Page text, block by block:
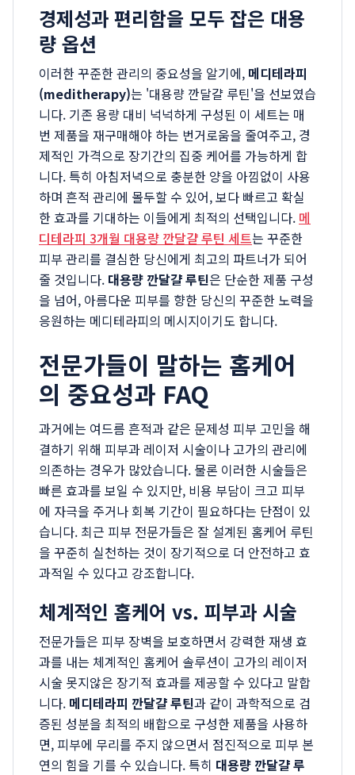
경제성과 편리함을 모두 잡은 대용
량 옵션
이러한 꾸준한 관리의 중요성을 알기에, 메디테라피
(meditherapy)는 '대용량 깐달걀 루틴'을 선보였습
니다. 기존 용량 대비 넉넉하게 구성된 이 세트는 매
번 제품을 재구매해야 하는 번거로움을 줄여주고, 경
제적인 가격으로 장기간의 집중 케어를 가능하게 합
니다. 특히 아침저녁으로 충분한 양을 아낌없이 사용
하며 흔적 관리에 몰두할 수 있어, 보다 빠르고 확실
한 효과를 기대하는 이들에게 최적의 선택입니다. 메
디테라피 3개월 대용량 깐달걀 루틴 세트는 꾸준한
피부 관리를 결심한 당신에게 최고의 파트너가 되어
줄 것입니다. 대용량 깐달걀 루틴은 단순한 제품 구성
을 넘어, 아름다운 피부를 향한 당신의 꾸준한 노력을
응원하는 메디테라피의 메시지이기도 합니다.
전문가들이 말하는 홈케어
의 중요성과 FAQ
과거에는 여드름 흔적과 같은 문제성 피부 고민을 해
결하기 위해 피부과 레이저 시술이나 고가의 관리에
의존하는 경우가 많았습니다. 물론 이러한 시술들은
빠른 효과를 보일 수 있지만, 비용 부담이 크고 피부
에 자극을 주거나 회복 기간이 필요하다는 단점이 있
습니다. 최근 피부 전문가들은 잘 설계된 홈케어 루틴
을 꾸준히 실천하는 것이 장기적으로 더 안전하고 효
과적일 수 있다고 강조합니다.
체계적인 홈케어 vs. 피부과 시술
전문가들은 피부 장벽을 보호하면서 강력한 재생 효
과를 내는 체계적인 홈케어 솔루션이 고가의 레이저
시술 못지않은 장기적 효과를 제공할 수 있다고 말합
니다. 메디테라피 깐달걀 루틴과 같이 과학적으로 검
증된 성분을 최적의 배합으로 구성한 제품을 사용하
면, 피부에 무리를 주지 않으면서 점진적으로 피부 본
연의 힘을 기를 수 있습니다. 특히 대용량 깐달걀 루